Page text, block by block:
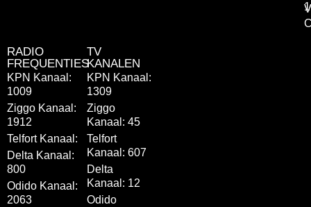
RADIO
FREQUENTIES
KPN Kanaal:
1009
Ziggo Kanaal:
1912
Telfort Kanaal:
Delta Kanaal:
800
Odido Kanaal:
2063
TV
KANALEN
KPN Kanaal:
1309
Ziggo
Kanaal: 45
Telfort
Kanaal: 607
Delta
Kanaal: 12
Odido